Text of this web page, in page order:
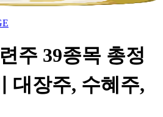
주 39종목 총정
대장주, 수혜주,